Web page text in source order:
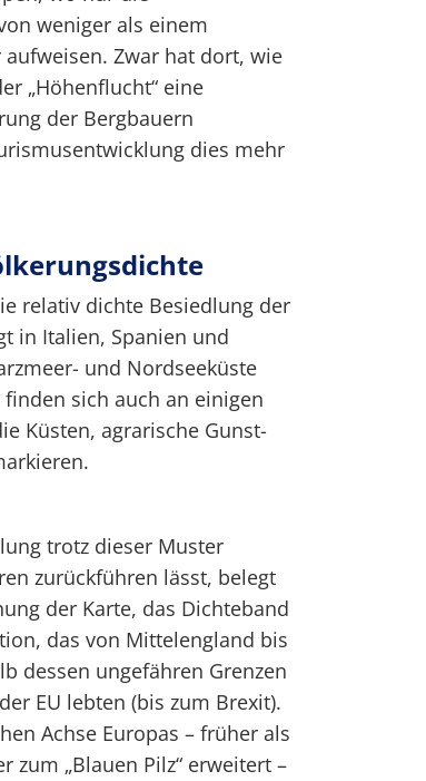
weniger als einem
Zwar hat dort, wie
„Höhenflucht“ eine
der Bergbauern
dies mehr
relativ dichte Besiedlung der
in Italien, Spanien und
und Nordseeküste
sich auch an einigen
Küsten, agrarische Gunst-
trotz dieser Muster
zurückführen lässt, belegt
der Karte, das Dichteband
das von Mittelengland bis
dessen ungefähren Grenzen
EU lebten (bis zum Brexit).
Achse Europas – früher als
zum „Blauen Pilz“ erweitert –